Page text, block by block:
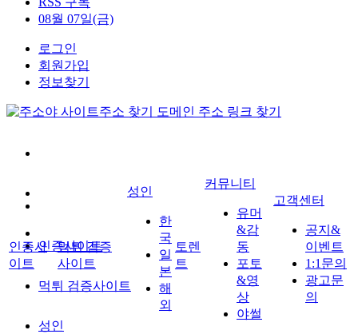
08월 07일(금)
로그인
회원가입
정보찾기
인증사이트
먹튀 검증사이트
성인
인증사
이트
먹튀 검증
사이트
성인
한
국
일
본
해
외
토렌
트
커뮤니티
유머
&감
동
포토
&영
상
야썰
고객센터
공지&
이벤트
1:1문의
광고문
의